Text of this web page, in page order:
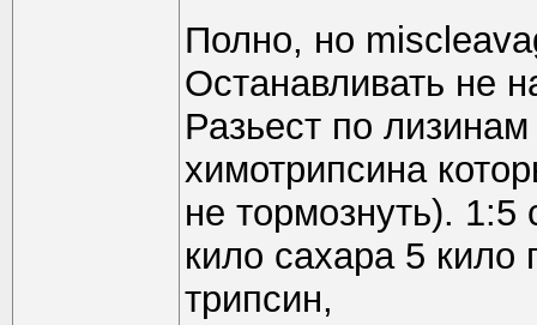
Полно, но
Останавливать не
Разьест по
химотрипсина
не тормознуть).
кило сахара 5 кило
трипсин,